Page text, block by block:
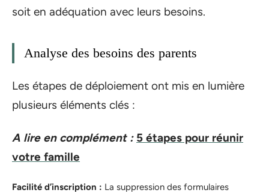
soit en adéquation avec leurs besoins.
Analyse des besoins des parents
Les étapes de déploiement ont mis en lumière
plusieurs éléments clés :
A lire en complément : 5 étapes pour réunir
votre famille
Facilité d’inscription : La suppression des formulaires